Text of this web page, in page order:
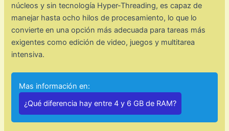
núcleos y sin tecnología Hyper-Threading, es capaz de
manejar hasta ocho hilos de procesamiento, lo que lo
convierte en una opción más adecuada para tareas más
exigentes como edición de video, juegos y multitarea
intensiva.
Mas información en:
¿Qué diferencia hay entre 4 y 6 GB de RAM?